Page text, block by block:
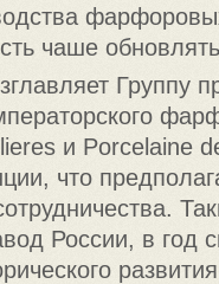
чаше
Группу
и Porcelaine
что
России, в год